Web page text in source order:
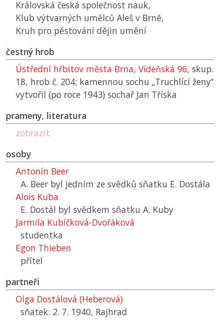
Královská česká společnost nauk,
Klub výtvarných umělců Aleš v Brně,
Kruh pro pěstování dějin umění
čestný hrob
Ústřední hřbitov města Brna, Vídeňská 96, skup.
18, hrob č. 204; kamennou sochu „Truchlící ženy“
vytvořil (po roce 1943) sochař Jan Tříska
prameny, literatura
zobrazit
osoby
Antonín Beer
A. Beer byl jedním ze svědků sňatku E. Dostála
Alois Kuba
E. Dostál byl svědkem sňatku A. Kuby
Jarmila Kubíčková-Dvořáková
studentka
Egon Thieben
přítel
partneři
Olga Dostálová (Heberová)
sňatek: 2. 7. 1940, Rajhrad